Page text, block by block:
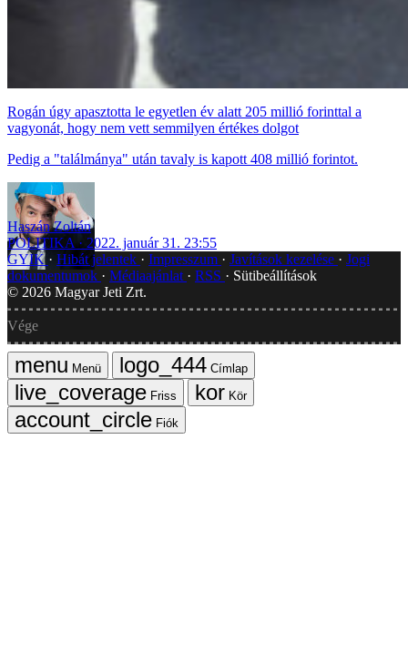
Rogán úgy apasztotta le egyetlen év alatt 205 millió forinttal a
vagyonát, hogy nem vett semmilyen értékes dolgot
Pedig a "találmánya" után tavaly is kapott 408 millió forintot.
Haszán Zoltán
POLITIKA
2022. január 31. 23:55
GYIK
Hibát jelentek Impresszum Javítások kezelése
Jogi
dokumentumok
Médiaajánlat RSS
Sütibeállítások
© 2026 Magyar Jeti Zrt.
Vége
Menü
Címlap
Friss
Kör
Fiók